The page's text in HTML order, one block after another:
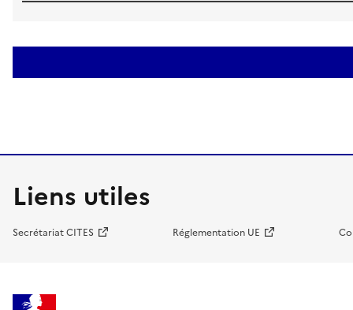
Liens utiles
Secrétariat CITES Réglementation UE